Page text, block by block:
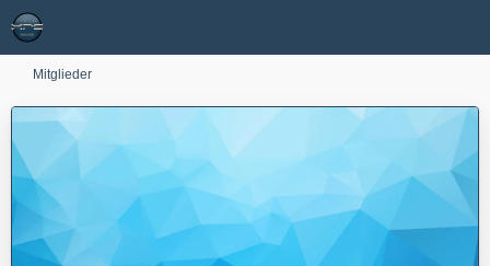
Mitglieder